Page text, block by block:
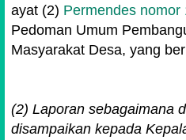
ayat (2) Permendes nomor
Pedoman Umum
Masyarakat Desa, yang
(2) Laporan sebagaimana
disampaikan kepada